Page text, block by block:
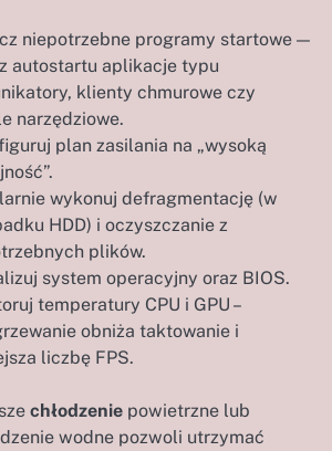
niepotrzebne programy startowe —
autostartu aplikacje typu
klienty chmurowe czy
narzędziowe.
plan zasilania na „wysoką
wykonuj defragmentację (w
HDD) i oczyszczanie z
plików.
system operacyjny oraz BIOS.
temperatury CPU i GPU –
obniża taktowanie i
liczbę FPS.
chłodzenie powietrzne lub
wodne pozwoli utrzymać